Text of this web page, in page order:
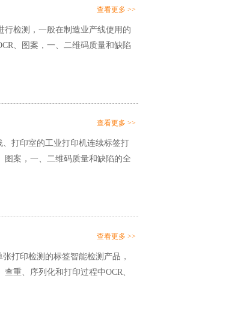
查看更多 >>
行检测，一般在制造业产线使用的
、图案，一、二维码质量和缺陷
查看更多 >>
打印室的工业打印机连续标签打
图案，一、二维码质量和缺陷的全
查看更多 >>
打印检测的标签智能检测产品，
重、序列化和打印过程中OCR、